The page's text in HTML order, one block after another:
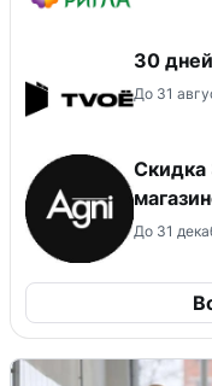
30
До 31
Скидка
До 31